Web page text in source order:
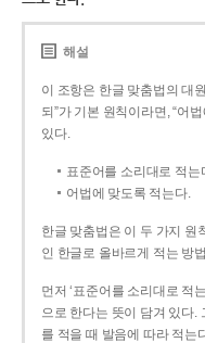
해설
이 조항은 한글 맞춤법의 대
되”가 기본 원칙이라면, “어
있다.
표준어를 소리대로 적는
어법에 맞도록 적는다.
한글 맞춤법은 이 두 가지 원
인 한글로 올바르게 적는 방
먼저 ‘표준어를 소리대로 적
으로 한다는 뜻이 담겨 있다.
를 적을 때 발음에 따라 적는